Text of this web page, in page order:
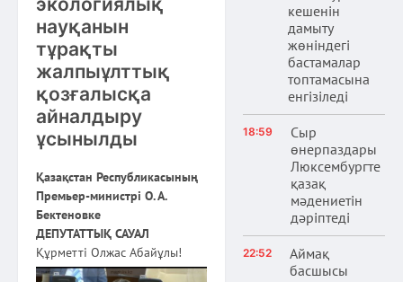
науқанын
тұрақты
жалпыұлттық
қозғалысқа
айналдыру
ұсынылды
Қазақстан Республикасының
Премьер-министрі О. А.
Бектеновке
ДЕПУТАТТЫҚ САУАЛ
Құрметті Олжас Абайұлы!
кешенін
дамыту
жөніндегі
бастамалар
топтамасына
енгізіледі
18:59
Сыр
өнерпаздары
Люксембургте
қазақ
мәдениетін
дәріптеді
22:52
Аймақ
басшысы